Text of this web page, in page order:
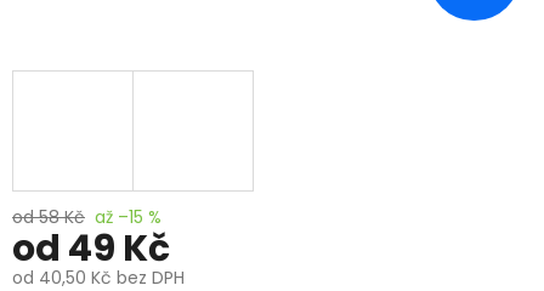
od 58 Kč až –15 %
od 49 Kč
od 40,50 Kč bez DPH